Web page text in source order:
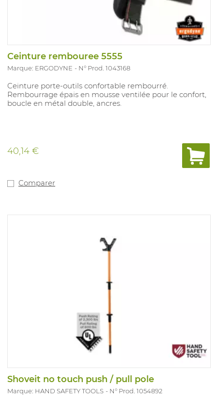
Ceinture rembouree 5555
Marque: ERGODYNE N° Prod. 1043168
Ceinture porte-outils confortable rembourré.
Rembourrage épais en mousse ventilée pour le confort,
boucle en métal double, ancres.
40,14 €
Comparer
Shoveit no touch push / pull pole
Marque: HAND SAFETY TOOLS N° Prod. 1054892